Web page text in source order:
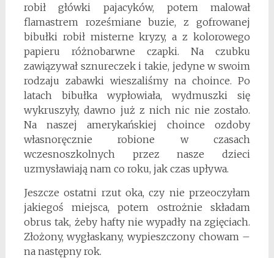
robił główki pajacyków, potem malował
flamastrem roześmiane buzie, z gofrowanej
bibułki robił misterne kryzy, a z kolorowego
papieru różnobarwne czapki. Na czubku
zawiązywał sznureczek i takie, jedyne w swoim
rodzaju zabawki wieszaliśmy na choince. Po
latach bibułka wypłowiała, wydmuszki się
wykruszyły, dawno już z nich nic nie zostało.
Na naszej amerykańskiej choince ozdoby
własnoręcznie robione w czasach
wczesnoszkolnych przez nasze dzieci
uzmysławiają nam co roku, jak czas upływa.
Jeszcze ostatni rzut oka, czy nie przeoczyłam
jakiegoś miejsca, potem ostrożnie składam
obrus tak, żeby hafty nie wypadły na zgięciach.
Złożony, wygłaskany, wypieszczony chowam –
na następny rok.